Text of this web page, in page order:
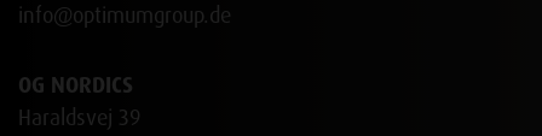
info@optimumgroup.de
OG NORDICS
Haraldsvej 39